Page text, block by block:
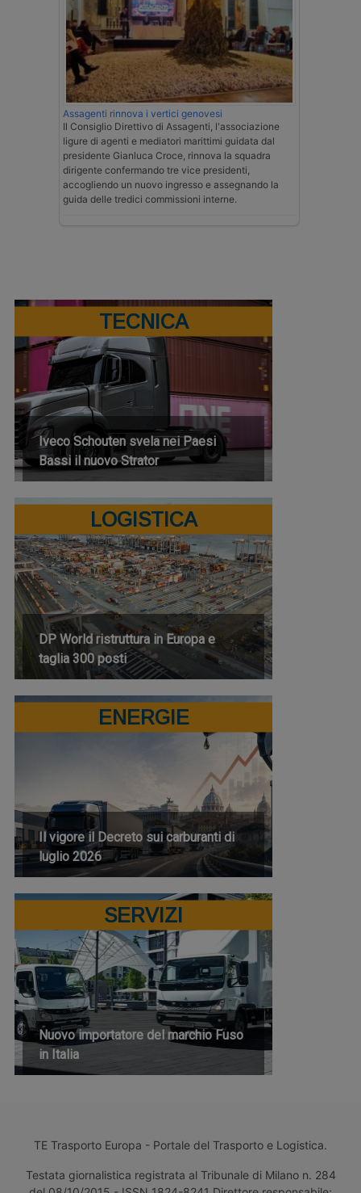
Assagenti rinnova i vertici genovesi
Il Consiglio Direttivo di Assagenti, l'associazione
ligure di agenti e mediatori marittimi guidata dal
presidente Gianluca Croce, rinnova la squadra
dirigente confermando tre vice presidenti,
accogliendo un nuovo ingresso e assegnando la
guida delle tredici commissioni interne.
TECNICA
Iveco Schouten svela nei Paesi
Bassi il nuovo Strator
LOGISTICA
DP World ristruttura in Europa e
taglia 300 posti
ENERGIE
Il vigore il Decreto sui carburanti di
luglio 2026
SERVIZI
Nuovo importatore del marchio Fuso
in Italia
TE Trasporto Europa - Portale del Trasporto e Logistica.
Testata giornalistica registrata al Tribunale di Milano n. 284